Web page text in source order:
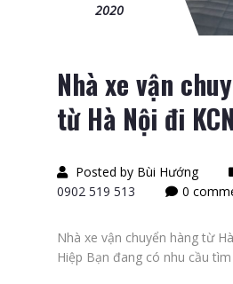
2020
Nhà xe vận
từ Hà Nội đi
Posted by Bùi Hướng
0902 519 513
0
Nhà xe vận chuyển hàng từ
Hiệp Bạn đang có nhu cầu